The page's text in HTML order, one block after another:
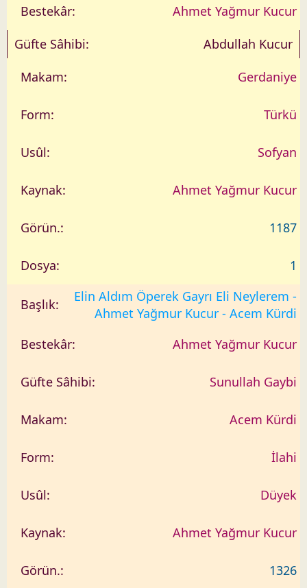
Ahmet Yağmur Kucur
Abdullah Kucur
Gerdaniye
Türkü
Sofyan
Ahmet Yağmur Kucur
1187
1
Elin Aldım Öperek Gayrı Eli Neylerem -
Ahmet Yağmur Kucur - Acem Kürdi
Ahmet Yağmur Kucur
Sunullah Gaybi
Acem Kürdi
İlahi
Düyek
Ahmet Yağmur Kucur
1326